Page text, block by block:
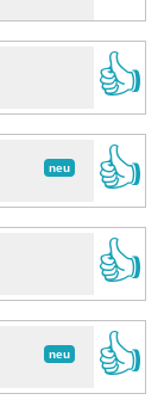
👍
neu
👍
👍
neu
👍